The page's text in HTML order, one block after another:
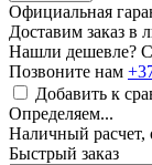
Официальная
Доставим заказ в
Нашли дешевле?
Позвоните нам
Добавить к
Определяем...
Наличный расчет,
Быстрый заказ